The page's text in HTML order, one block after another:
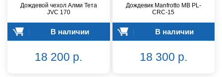
Дождевой чехол Алми Тета
JVC 170
В наличии
18 200 р.
Дождевик Manfrotto MB PL-
CRC-15
В наличии
18 300 р.